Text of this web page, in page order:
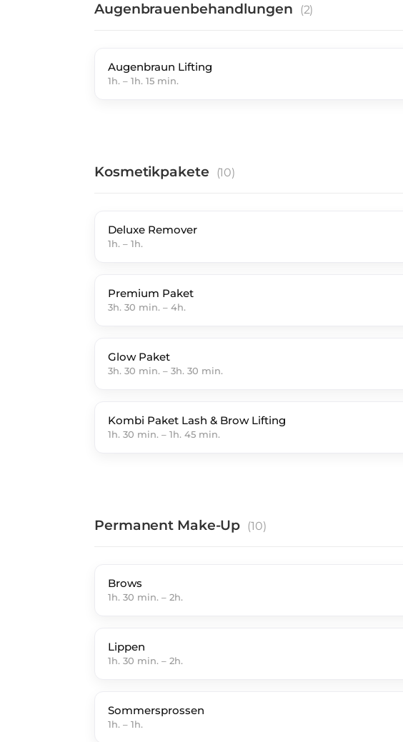
Augenbrauenbehandlungen (2)
Augenbraun Lifting
1h. – 1h. 15 min.
Kosmetikpakete (10)
Deluxe Remover
1h. – 1h.
Premium Paket
3h. 30 min. – 4h.
Glow Paket
3h. 30 min. – 3h. 30 min.
Kombi Paket Lash & Brow Lifting
1h. 30 min. – 1h. 45 min.
Permanent Make-Up (10)
Brows
1h. 30 min. – 2h.
Lippen
1h. 30 min. – 2h.
Sommersprossen
1h. – 1h.